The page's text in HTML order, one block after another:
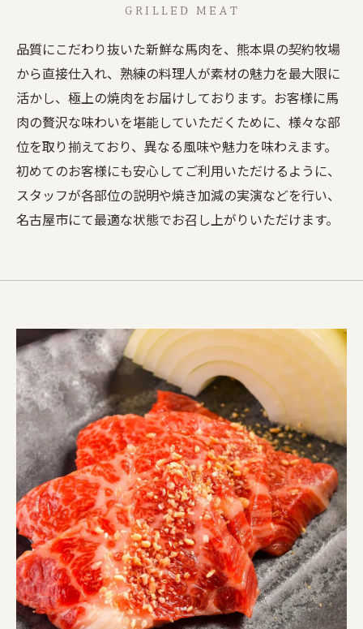
GRILLED MEAT
品質にこだわり抜いた新鮮な馬肉を、熊本県の契約牧場
から直接仕入れ、熟練の料理人が素材の魅力を最大限に
活かし、極上の焼肉をお届けしております。お客様に馬
肉の贅沢な味わいを堪能していただくために、様々な部
位を取り揃えており、異なる風味や魅力を味わえます。
初めてのお客様にも安心してご利用いただけるように、
スタッフが各部位の説明や焼き加減の実演などを行い、
名古屋市にて最適な状態でお召し上がりいただけます。